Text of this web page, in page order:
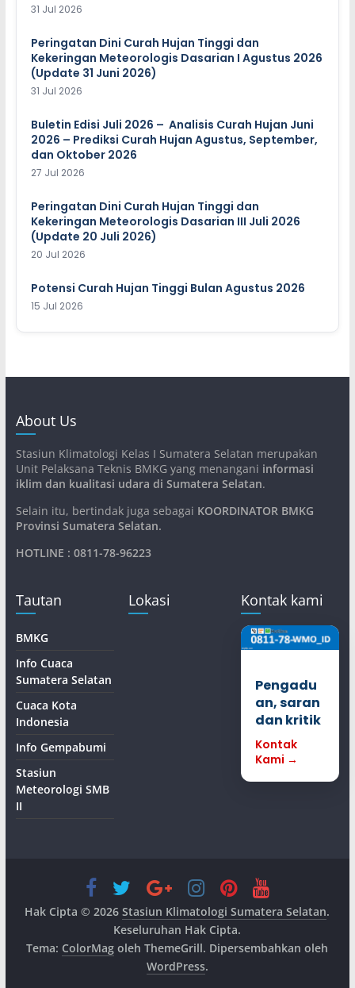
31 Jul 2026
Peringatan Dini Curah Hujan Tinggi dan
Kekeringan Meteorologis Dasarian I Agustus 2026
(Update 31 Juni 2026)
31 Jul 2026
Buletin Edisi Juli 2026 – Analisis Curah Hujan Juni
2026 – Prediksi Curah Hujan Agustus, September,
dan Oktober 2026
27 Jul 2026
Peringatan Dini Curah Hujan Tinggi dan
Kekeringan Meteorologis Dasarian III Juli 2026
(Update 20 Juli 2026)
20 Jul 2026
Potensi Curah Hujan Tinggi Bulan Agustus 2026
15 Jul 2026
About Us
Stasiun Klimatologi Kelas I Sumatera Selatan merupakan
Unit Pelaksana Teknis BMKG yang menangani informasi
iklim dan kualitasi udara di Sumatera Selatan.
Selain itu, bertindak juga sebagai KOORDINATOR BMKG
Provinsi Sumatera Selatan.
HOTLINE : 0811-78-96223
Tautan
BMKG
Info Cuaca
Sumatera Selatan
Cuaca Kota
Indonesia
Info Gempabumi
Stasiun
Meteorologi SMB
II
Lokasi Kontak kami
Pengadu
an, saran
dan kritik
Kontak
Kami →
Hak Cipta © 2026Stasiun Klimatologi Sumatera Selatan.
Keseluruhan Hak Cipta.
Tema: ColorMag oleh ThemeGrill. Dipersembahkan oleh
WordPress.